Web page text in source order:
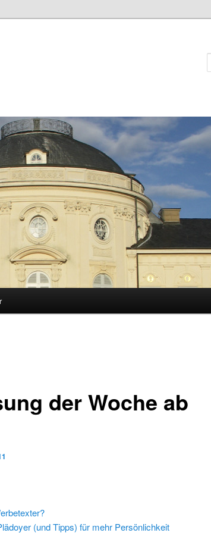
der Woche ab
(und Tipps) für mehr Persönlichkeit